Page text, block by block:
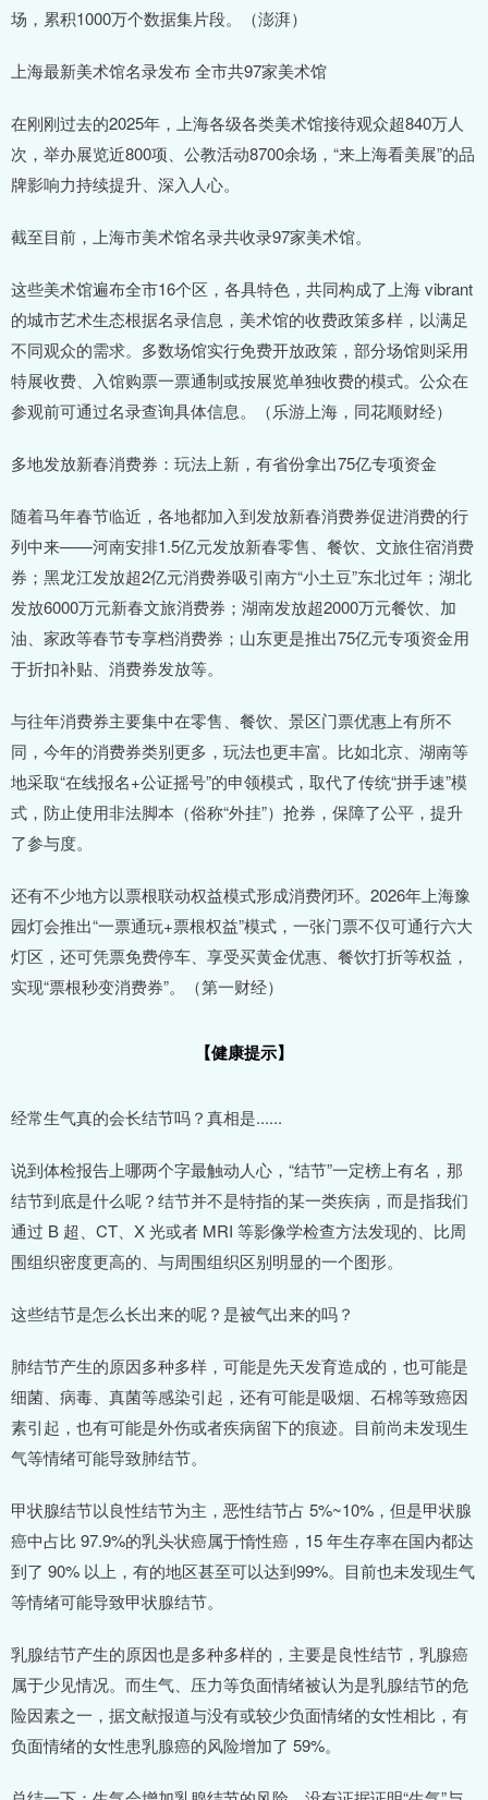
场，累积1000万个数据集片段。（澎湃）
上海最新美术馆名录发布 全市共97家美术馆
在刚刚过去的2025年，上海各级各类美术馆接待观众超840万人
次，举办展览近800项、公教活动8700余场，“来上海看美展”的品
牌影响力持续提升、深入人心。
截至目前，上海市美术馆名录共收录97家美术馆。
这些美术馆遍布全市16个区，各具特色，共同构成了上海 vibrant
的城市艺术生态根据名录信息，美术馆的收费政策多样，以满足
不同观众的需求。多数场馆实行免费开放政策，部分场馆则采用
特展收费、入馆购票一票通制或按展览单独收费的模式。公众在
参观前可通过名录查询具体信息。（乐游上海，同花顺财经）
多地发放新春消费券：玩法上新，有省份拿出75亿专项资金
随着马年春节临近，各地都加入到发放新春消费券促进消费的行
列中来——河南安排1.5亿元发放新春零售、餐饮、文旅住宿消费
券；黑龙江发放超2亿元消费券吸引南方“小土豆”东北过年；湖北
发放6000万元新春文旅消费券；湖南发放超2000万元餐饮、加
油、家政等春节专享档消费券；山东更是推出75亿元专项资金用
于折扣补贴、消费券发放等。
与往年消费券主要集中在零售、餐饮、景区门票优惠上有所不
同，今年的消费券类别更多，玩法也更丰富。比如北京、湖南等
地采取“在线报名+公证摇号”的申领模式，取代了传统“拼手速”模
式，防止使用非法脚本（俗称“外挂”）抢券，保障了公平，提升
了参与度。
还有不少地方以票根联动权益模式形成消费闭环。2026年上海豫
园灯会推出“一票通玩+票根权益”模式，一张门票不仅可通行六大
灯区，还可凭票免费停车、享受买黄金优惠、餐饮打折等权益，
实现“票根秒变消费券”。（第一财经）
【健康提示】
经常生气真的会长结节吗？真相是......
说到体检报告上哪两个字最触动人心，“结节”一定榜上有名，那
结节到底是什么呢？结节并不是特指的某一类疾病，而是指我们
通过 B 超、CT、X 光或者 MRI 等影像学检查方法发现的、比周
围组织密度更高的、与周围组织区别明显的一个图形。
这些结节是怎么长出来的呢？是被气出来的吗？
肺结节产生的原因多种多样，可能是先天发育造成的，也可能是
细菌、病毒、真菌等感染引起，还有可能是吸烟、石棉等致癌因
素引起，也有可能是外伤或者疾病留下的痕迹。目前尚未发现生
气等情绪可能导致肺结节。
甲状腺结节以良性结节为主，恶性结节占 5%~10%，但是甲状腺
癌中占比 97.9%的乳头状癌属于惰性癌，15 年生存率在国内都达
到了 90% 以上，有的地区甚至可以达到99%。目前也未发现生气
等情绪可能导致甲状腺结节。
乳腺结节产生的原因也是多种多样的，主要是良性结节，乳腺癌
属于少见情况。而生气、压力等负面情绪被认为是乳腺结节的危
险因素之一，据文献报道与没有或较少负面情绪的女性相比，有
负面情绪的女性患乳腺癌的风险增加了 59%。